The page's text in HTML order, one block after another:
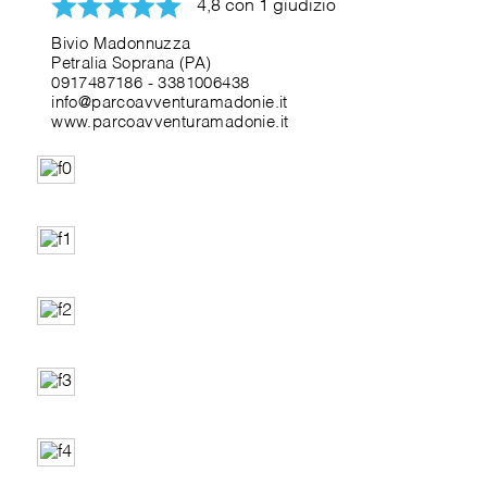
4,8 con 1 giudizio
Bivio Madonnuzza
Petralia Soprana (PA)
0917487186 -3381006438
info@parcoavventuramadonie.it
www.parcoavventuramadonie.it